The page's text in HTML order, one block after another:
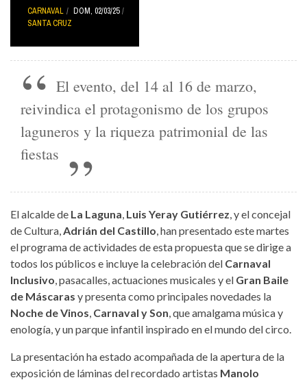
CARNAVAL
DOM, 02/03/25
SANTA CRUZ
El evento, del 14 al 16 de marzo,
reivindica el protagonismo de los grupos
laguneros y la riqueza patrimonial de las
fiestas
El alcalde de La Laguna Luis Yeray Gutiérrez , y el concejal
de Cultura, Adrián del Castillo , han presentado este martes
el programa de actividades de esta propuesta que se dirige a
todos los públicos e incluye la celebración del Carnaval
Inclusivo , pasacalles, actuaciones musicales y el Gran Baile
de Máscaras y presenta como principales novedades la
Noche de Vinos Carnaval y Son , que amalgama música y
enología, y un parque infantil inspirado en el mundo del circo.
La presentación ha estado acompañada de la apertura de la
exposición de láminas del recordado artistas Manolo